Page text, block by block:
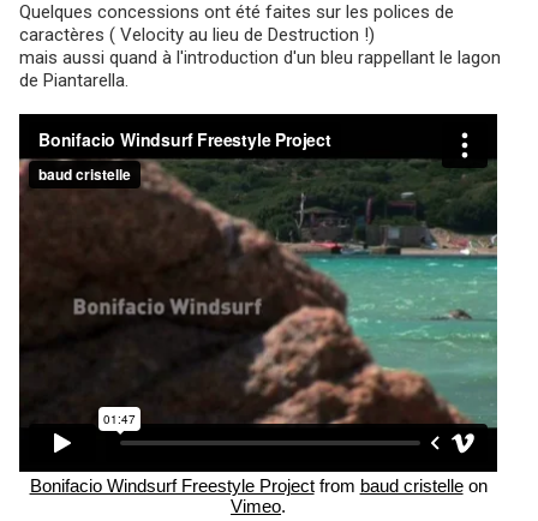
Quelques concessions ont été faites sur les polices de
caractères ( Velocity au lieu de Destruction !)
mais aussi quand à l'introduction d'un bleu rappellant le lagon
de Piantarella.
Bonifacio Windsurf Freestyle Projectfrom baud cristelleon
Vimeo.